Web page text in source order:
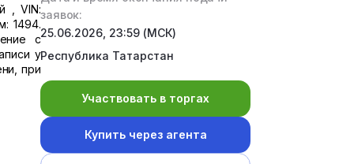
, VIN:
1494.
с
у
при
заявок:
25.06.2026, 23:59 (МСК)
Республика Татарстан
Участвовать в торгах
Купить через агента